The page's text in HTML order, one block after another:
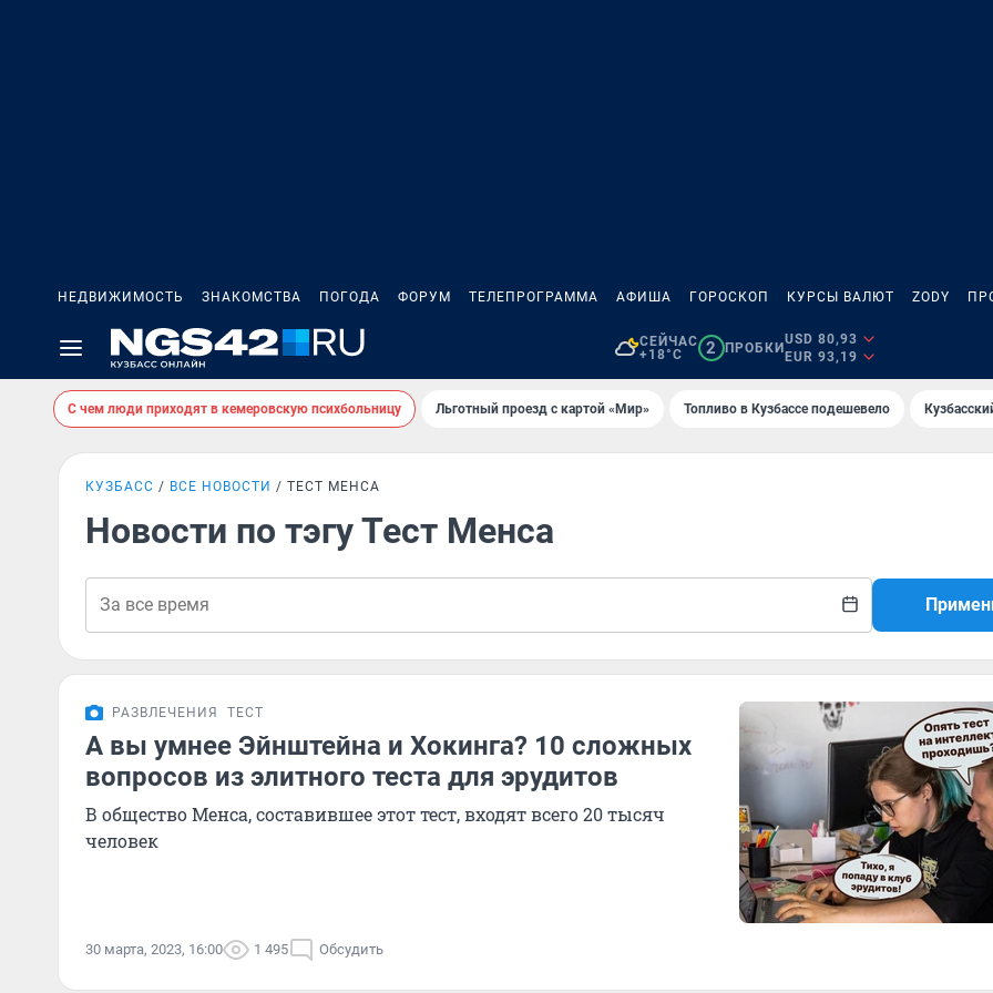
НЕДВИЖИМОСТЬ ЗНАКОМСТВА ПОГОДА ФОРУМ ТЕЛЕПРОГРАММА АФИША ГОРОСКОП КУРСЫ ВАЛЮТ ZODY
СЕЙЧАС
+18°C
2 ПРОБКИ
USD 80,93
EUR 93,19
С чем люди приходят в кемеровскую психбольницу Льготный проезд с картой «Мир» Топливо в Кузбассе подешевело
КУЗБАСС ВСЕ НОВОСТИ ТЕСТ МЕНСА
Новости по тэгу Тест Менса
РАЗВЛЕЧЕНИЯ ТЕСТ
А вы умнее Эйнштейна и Хокинга? 10 сложных
вопросов из элитного теста для эрудитов
В общество Менса, составившее этот тест, входят всего 20 тысяч
человек
30 марта, 2023, 16:00 1 495 Обсудить